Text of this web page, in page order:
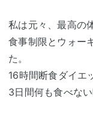
私は元々、最高の
食事制限とウォー
た。
16時間断食ダイエ
3日間何も食べな